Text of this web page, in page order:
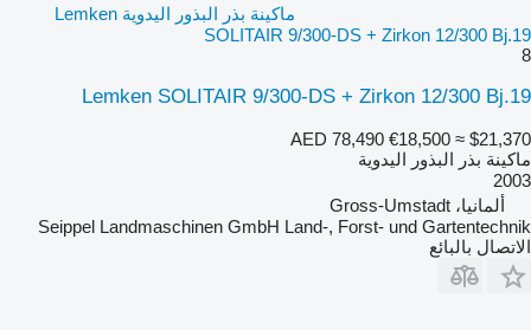
ماكينة بذر البذور اليدوية Lemken
SOLITAIR 9/300-DS + Zirkon 12/300 Bj.19
8
Lemken SOLITAIR 9/300-DS + Zirkon 12/300 Bj.19
AED 78,490 €18,500 ≈ $21,370
ماكينة بذر البذور اليدوية
2003
ألمانيا، Gross-Umstadt
Seippel Landmaschinen GmbH Land-, Forst- und Gartentechnik
الاتصال بالبائع